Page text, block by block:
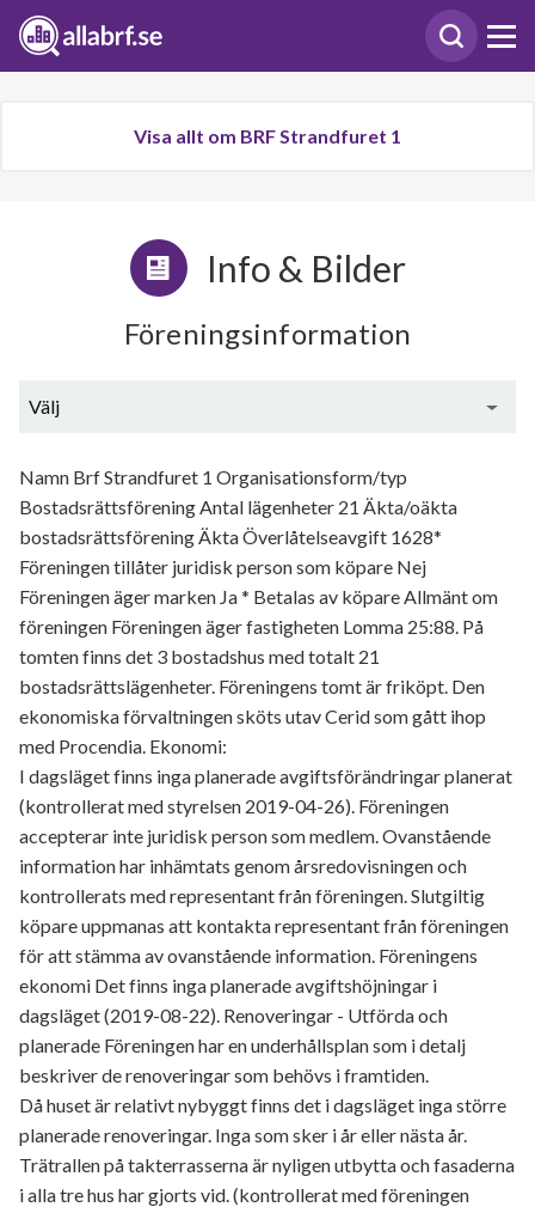
Visa allt om BRF Strandfuret 1
Info & Bilder
Föreningsinformation
Välj
Namn Brf Strandfuret 1 Organisationsform/typ
Bostadsrättsförening Antal lägenheter 21 Äkta/oäkta
bostadsrättsförening Äkta Överlåtelseavgift 1628*
Föreningen tillåter juridisk person som köpare Nej
Föreningen äger marken Ja * Betalas av köpare Allmänt om
föreningen Föreningen äger fastigheten Lomma 25:88. På
tomten finns det 3 bostadshus med totalt 21
bostadsrättslägenheter. Föreningens tomt är friköpt. Den
ekonomiska förvaltningen sköts utav Cerid som gått ihop
med Procendia. Ekonomi:
I dagsläget finns inga planerade avgiftsförändringar planerat
(kontrollerat med styrelsen 2019-04-26). Föreningen
accepterar inte juridisk person som medlem. Ovanstående
information har inhämtats genom årsredovisningen och
kontrollerats med representant från föreningen. Slutgiltig
köpare uppmanas att kontakta representant från föreningen
för att stämma av ovanstående information. Föreningens
ekonomi Det finns inga planerade avgiftshöjningar i
dagsläget (2019-08-22). Renoveringar - Utförda och
planerade Föreningen har en underhållsplan som i detalj
beskriver de renoveringar som behövs i framtiden.
Då huset är relativt nybyggt finns det i dagsläget inga större
planerade renoveringar. Inga som sker i år eller nästa år.
Trätrallen på takterrasserna är nyligen utbytta och fasaderna
i alla tre hus har gjorts vid. (kontrollerat med föreningen